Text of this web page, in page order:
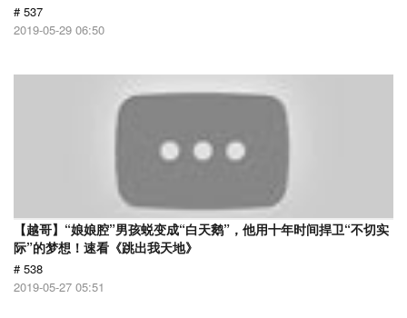
# 537
2019-05-29 06:50
【越哥】“娘娘腔”男孩蜕变成“白天鹅”，他用十年时间捍卫“不切实
际”的梦想！速看《跳出我天地》
# 538
2019-05-27 05:51